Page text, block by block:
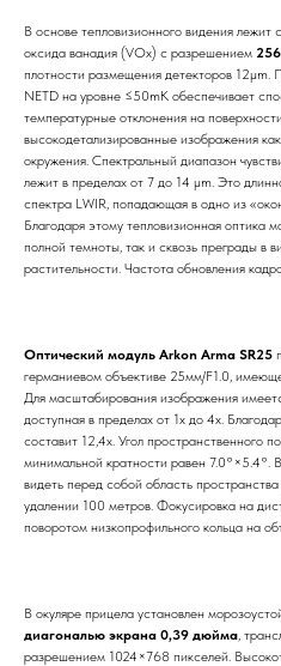
В основе тепловизионного видения
оксида ванадия (VOx) с разрешением
плотности размещения детекторов 12μm.
NETD на уровне ≤50mK обеспечивает
температурные отклонения на
высокодетализированные изображения
окружения. Спектральный диапазон
лежит в пределах от 7 до 14 μm. Это
спектра LWIR, попадающая в одно из
Благодаря этому тепловизионная оптика
полной темноты, так и сквозь преграды в
растительности. Частота обновления
Оптический модуль Arkon Arma SR25
германиевом объективе 25мм/F1.0,
Для масштабирования изображения
доступная в пределах от 1х до 4х.
составит 12,4х. Угол пространственного
минимальной кратности равен 7.0°×5.4°.
видеть перед собой область
удалении 100 метров. Фокусировка на
поворотом низкопрофильного кольца на
В окуляре прицела установлен
диагональю экрана 0,39 дюйма,
разрешением 1024×768 пикселей.